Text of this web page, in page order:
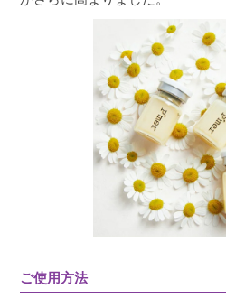
たるみ毛穴に効果があるか
た。こってりとしたテクス
れる感じがしました。ビタ
です。朝のみの使用、使用
用しましたが、目に見える
した。長期スパンで使用す
もしれませんが、コスパも
フルスキンのビタミンC美
は好きです。
ご使用方法